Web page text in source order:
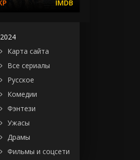
2024
Карта сайта
Все сериалы
Русское
Комедии
Фэнтези
Ужасы
Драмы
Фильмы и соцсети